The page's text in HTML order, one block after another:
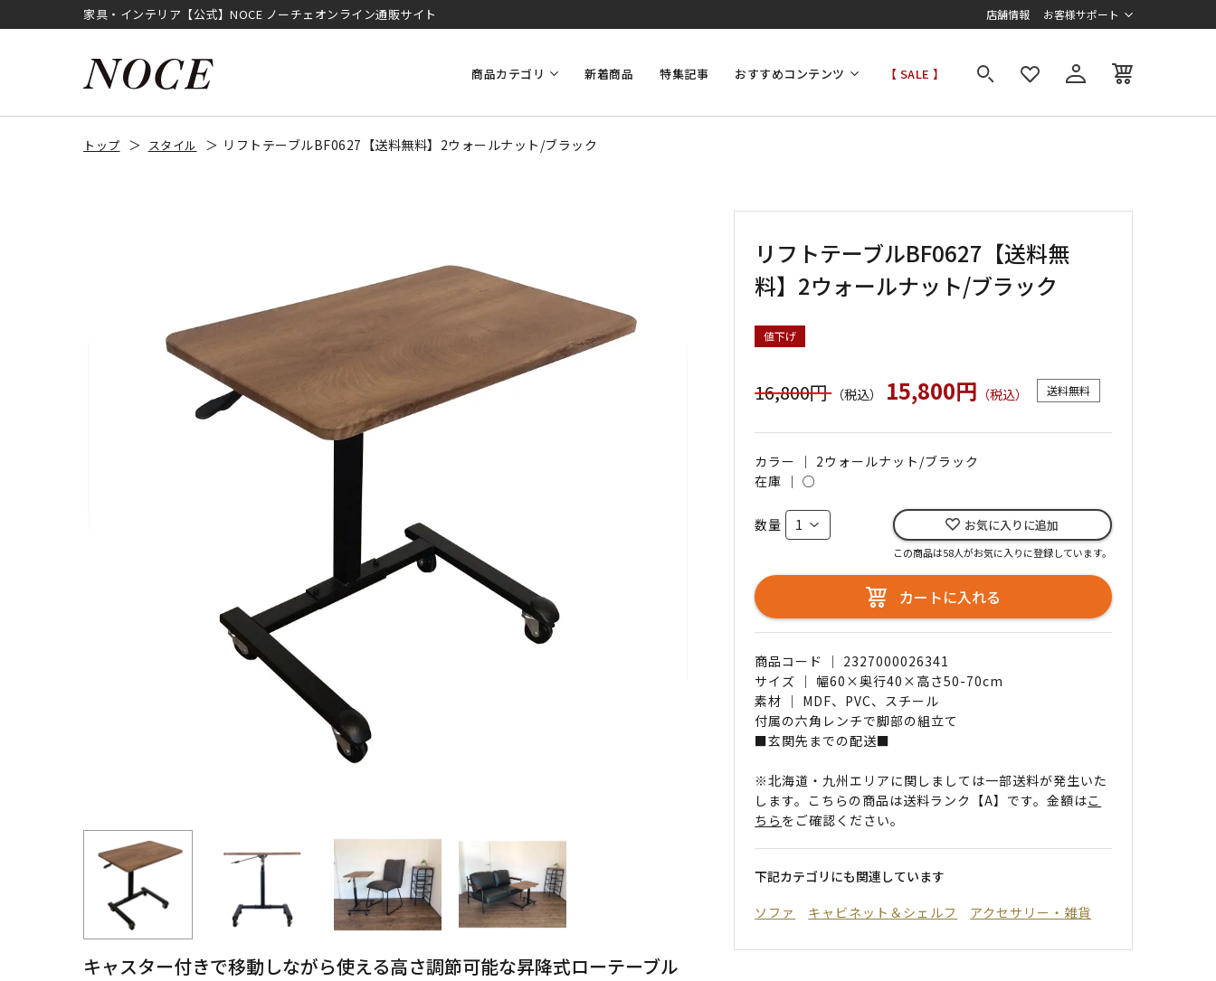
家具・インテリア【公式】NOCE ノーチェオンライン通販サイト 店舗情報 お客様サポート
商品カテゴリ 新着商品 特集記事 おすすめコンテンツ 【 SALE 】
トップ スタイル リフトテーブルBF0627【送料無料】2ウォールナット/ブラック
キャスター付きで移動しながら使える高さ調節可能な昇降式ローテーブル
リフトテーブルBF0627【送料無
料】2ウォールナット/ブラック
値下げ
16,800円（税込） 15,800円 （税込） 送料無料
カラー ｜ 2ウォールナット/ブラック
在庫 ｜○
数量 お気に入りに追加
この商品は58人がお気に入りに登録しています。
カートに入れる
商品コード ｜ 2327000026341
サイズ ｜ 幅60×奥行40×高さ50-70cm
素材 ｜ MDF、PVC、スチール
付属の六角レンチで脚部の組立て
■玄関先までの配送■
※北海道・九州エリアに関しましては一部送料が発生いた
します。こちらの商品は送料ランク【A】です。金額はこ
ちら をご確認ください。
下記カテゴリにも関連しています
ソファ
キャビネット＆シェルフ アクセサリー・雑貨